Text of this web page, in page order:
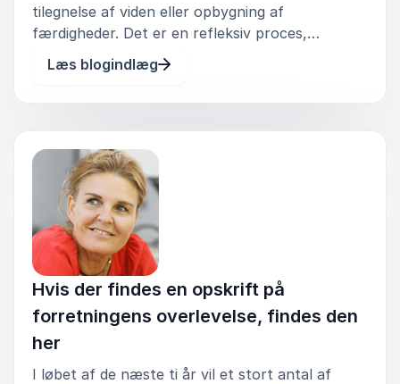
tilegnelse af viden eller opbygning af
færdigheder. Det er en refleksiv proces,
hvorigennem individet udvikler en dybere
forståelse af sig selv og sin plads i verden.
Læs blogindlæg
Hvis der findes en opskrift på
forretningens overlevelse, findes den
her
I løbet af de næste ti år vil et stort antal af